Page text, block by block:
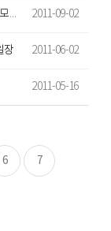
2011년 『새얼문예창작교실』 제18기 2학기 수강생 모집 안내 2011-09-02
장 2011-06-02
2011-05-16
6 7